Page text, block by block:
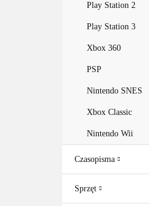
Play Station 2
Play Station 3
Xbox 360
PSP
Nintendo SNES
Xbox Classic
Nintendo Wii
Czasopisma
Sprzęt